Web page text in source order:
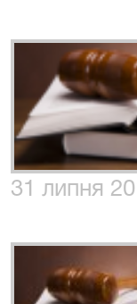
31 липня